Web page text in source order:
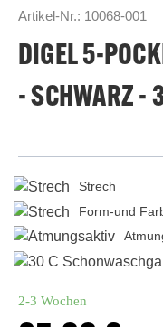
Artikel-Nr.: 10068-001
DIGEL 5-
- SCHWARZ -
Strech
Form-und
2-3 Wochen